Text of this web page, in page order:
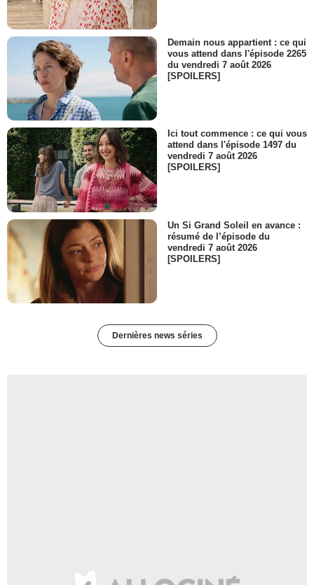
Demain nous appartient : ce qui
vous attend dans l'épisode 2265
du vendredi 7 août 2026
[SPOILERS]
Ici tout commence : ce qui vous
attend dans l'épisode 1497 du
vendredi 7 août 2026
[SPOILERS]
Un Si Grand Soleil en avance :
résumé de l’épisode du
vendredi 7 août 2026
[SPOILERS]
Dernières news séries